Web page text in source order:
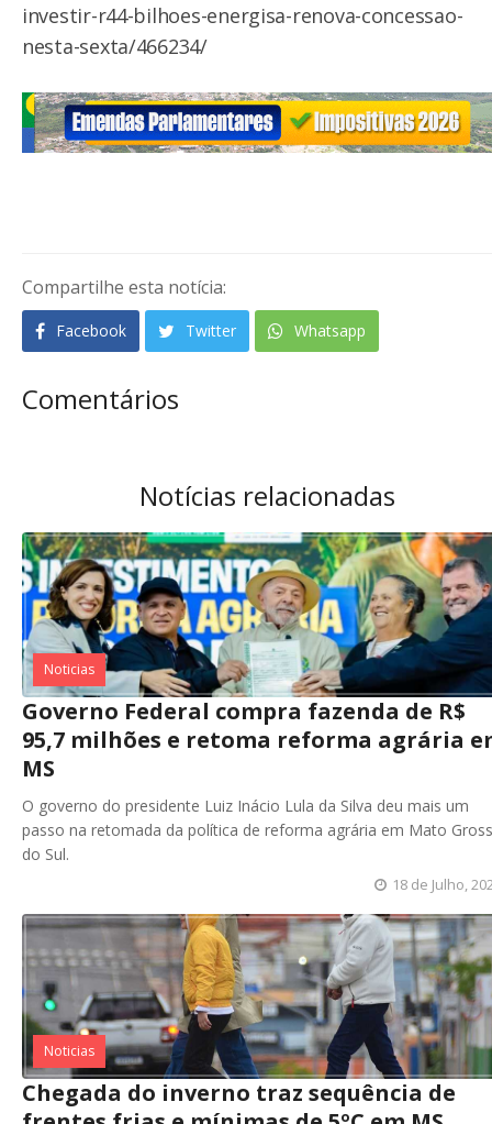
investir-r44-bilhoes-energisa-renova-concessao-
nesta-sexta/466234/
Compartilhe esta notícia:
Facebook Twitter Whatsapp
Comentários
Notícias relacionadas
Noticias
Governo Federal compra fazenda de R$
95,7 milhões e retoma reforma agrária
MS
O governo do presidente Luiz Inácio Lula da Silva deu mais um
passo na retomada da política de reforma agrária em Mato
do Sul.
18 de Julho,
Noticias
Chegada do inverno traz sequência de